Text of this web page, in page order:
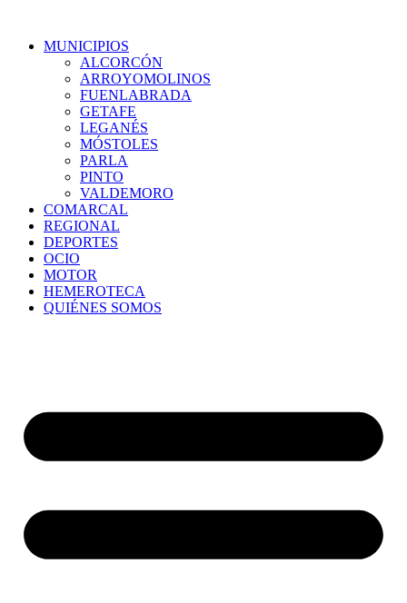
MUNICIPIOS
ALCORCÓN
ARROYOMOLINOS
FUENLABRADA
GETAFE
LEGANÉS
MÓSTOLES
PARLA
PINTO
VALDEMORO
COMARCAL
REGIONAL
DEPORTES
OCIO
MOTOR
HEMEROTECA
QUIÉNES SOMOS